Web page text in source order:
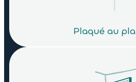
Plaqué au